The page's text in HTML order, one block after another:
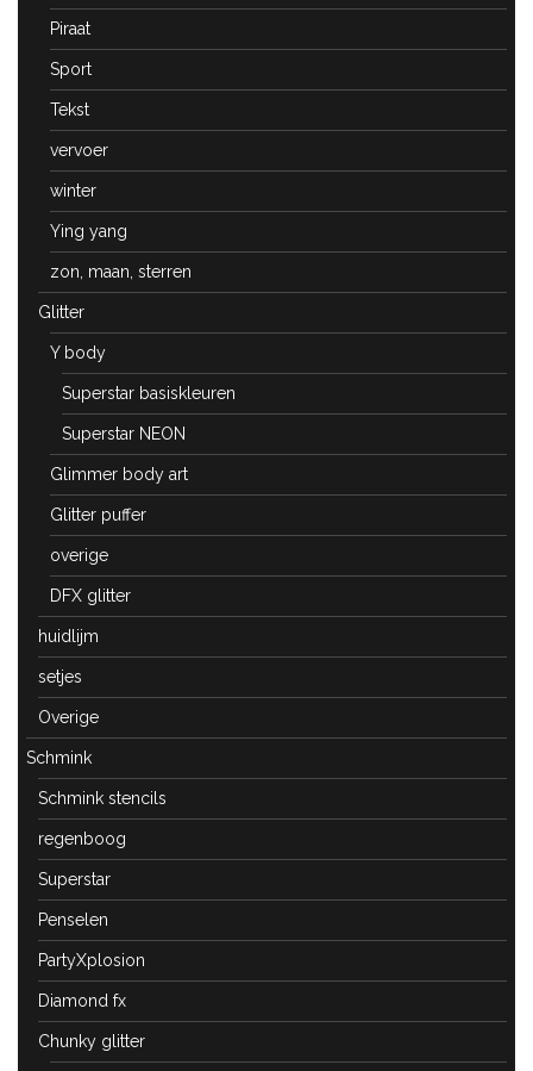
Piraat
Sport
Tekst
vervoer
winter
Ying yang
zon, maan, sterren
Glitter
Y body
Superstar basiskleuren
Superstar NEON
Glimmer body art
Glitter puffer
overige
DFX glitter
huidlijm
setjes
Overige
Schmink
Schmink stencils
regenboog
Superstar
Penselen
PartyXplosion
Diamond fx
Chunky glitter